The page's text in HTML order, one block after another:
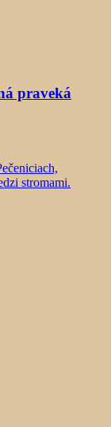
praveká